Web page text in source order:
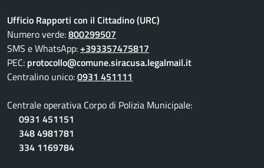
Ufficio Rapporti con il Cittadino (URC)
Numero verde:800299507
SMS e WhatsApp:+393357475817
PEC: protocollo@comune.siracusa.legalmail.it
Centralino unico:0931 451111
Centrale operativa Corpo di Polizia Municipale:
0931 451151
348 4981781
334 1169784